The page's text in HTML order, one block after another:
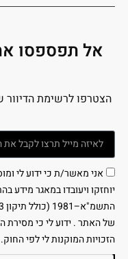
אל תפספסו
הצטרפו לרשימת הדיוור
אני מאשר/ת כי ידוע לי
יוחזקו ויעובדו במאגר מידע
של האתר . ידוע לי כי מסירת
הזכויות המוקנות לי לפי החוק.